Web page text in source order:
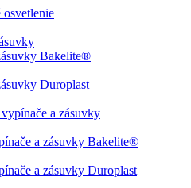
osvetlenie
Bakelite®
Duroplast
a zásuvky
a zásuvky Bakelite®
a zásuvky Duroplast